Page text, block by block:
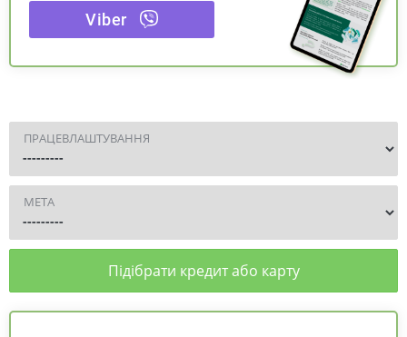
Viber
ПРАЦЕВЛАШТУВАННЯ
МЕТА
Підібрати кредит або карту